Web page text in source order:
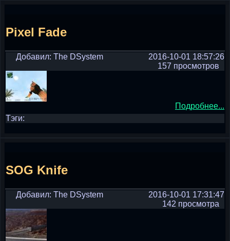
Pixel Fade
Добавил: The DSystem
2016-10-01 18:57:26
157 просмотров
Подробнее...
Тэги:
SOG Knife
Добавил: The DSystem
2016-10-01 17:31:47
142 просмотра